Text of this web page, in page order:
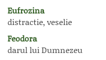
Eufrozina
distractie, veselie
Feodora
darul lui Dumnezeu